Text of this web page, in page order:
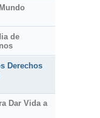
de
Derechos
Dar Vida a